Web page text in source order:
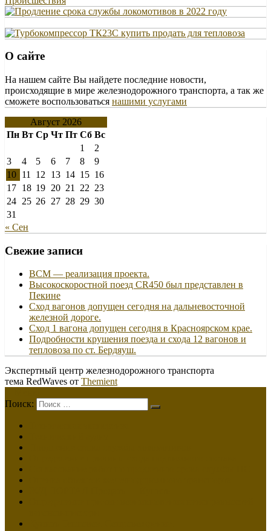
О сайте
На нашем сайте Вы найдете последние новости,
происходящие в мире железнодорожного транспорта, а так же
сможете воспользоваться нашими услугами
Август 2026
Пн Вт Ср Чт Пт Сб Вс
1
2
3
4 5 6 7 8
9
10 11 12 13 14 15 16
17 18 19 20 21 22 23
24 25 26 27 28 29 30
31
« Сен
Свежие записи
ВСМ — реализация проекта.
Высокоскоростной поезд CR450 был представлен в
Пекине
Сход вагонов допущен сегодня на дальневосточной
железной дороге.
Сход 1 вагона допущен сегодня в Красноярском крае.
Подробности крушения поезда и схода 12 вагонов и
тепловоза по ст. Бердяуш.
Экспертный центр железнодорожного транспорта
тема RedWaves от Themient
Поиск: